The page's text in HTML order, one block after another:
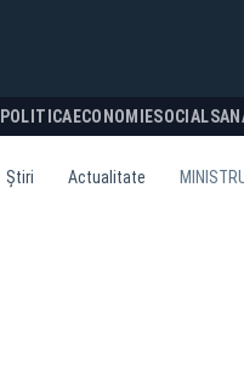
POLITICA ECONOMIESOCIAL
Știri Actualitate